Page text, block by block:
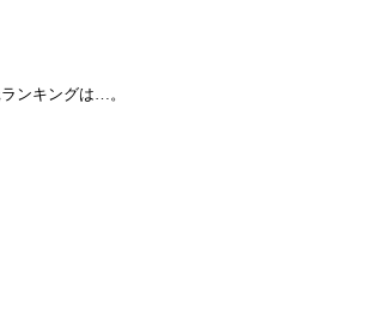
ンキングは…。